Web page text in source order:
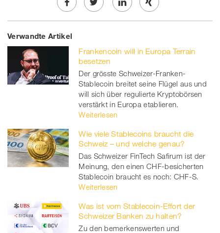
Share
on
Facebook
Twe
on
twitt
er
Share
linkedin
Share
Xing
Verwandte Artikel
Frankencoin will in Europa Terrain
besetzen
Der grösste Schweizer-Franken-
Stablecoin breitet seine Flügel aus und
will sich über regulierte Kryptobörsen
verstärkt in Europa etablieren.
Weiterlesen
Wie viele Stablecoins braucht die
Schweiz – und welche genau?
Das Schweizer FinTech Safirum ist der
Meinung, den einen CHF-besicherten
Stablecoin braucht es noch: CHF-S.
Weiterlesen
Was ist vom Stablecoin-Effort der
Schweizer Banken zu halten?
Zu den bemerkenswerten und